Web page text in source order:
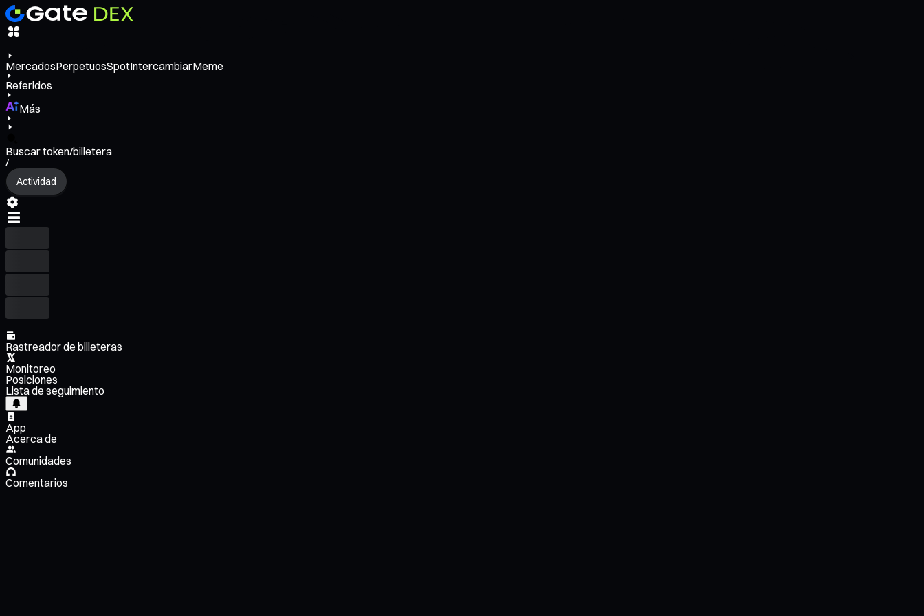
MercadosPerpetuosSpotIntercambiarMeme
Referidos
Más
Buscar token/billetera
/
Actividad
Rastreador de billeteras
Monitoreo
Posiciones
Lista de seguimiento
App
Acerca de
Comunidades
Comentarios